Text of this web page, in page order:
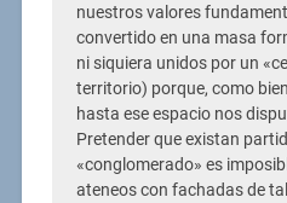
nuestros valores
convertido en una masa
ni siquiera unidos por un
territorio) porque, como
hasta ese espacio nos
Pretender que existan
«conglomerado» es
ateneos con fachadas de